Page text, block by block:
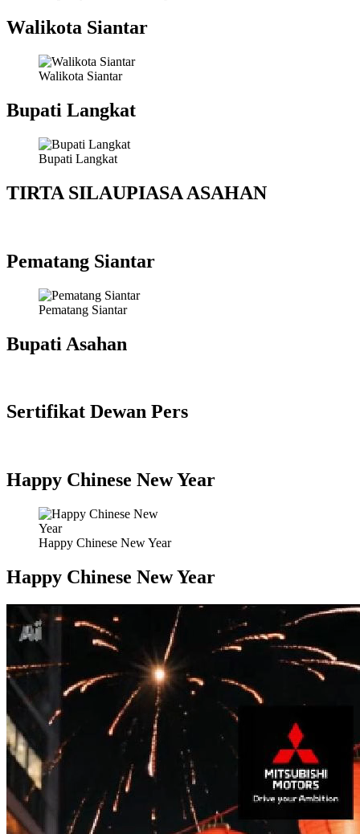
Walikota Siantar
Walikota Siantar
Bupati Langkat
Bupati Langkat
TIRTA SILAUPIASA ASAHAN
Pematang Siantar
Pematang Siantar
Bupati Asahan
Sertifikat Dewan Pers
Happy Chinese New Year
Happy Chinese New Year
Happy Chinese New Year